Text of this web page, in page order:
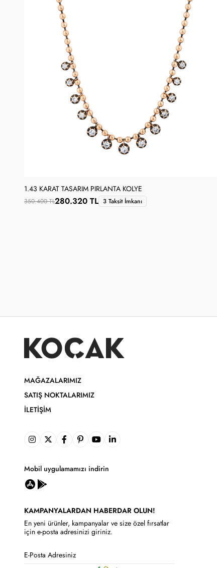
1.43 KARAT TASARIM PIRLANTA KOLYE
350.400 TL280.320 TL 3 Taksit İmkanı
MAĞAZALARIMIZ
SATIŞ NOKTALARIMIZ
İLETIŞIM
Mobil uygulamamızı indirin
KAMPANYALARDAN HABERDAR OLUN!
En yeni ürünler, kampanyalar ve size özel fırsatlar
için e-posta adresinizi giriniz.